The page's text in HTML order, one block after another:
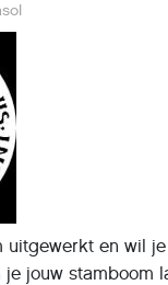
uitgewerkt en wil
je jouw stamboom